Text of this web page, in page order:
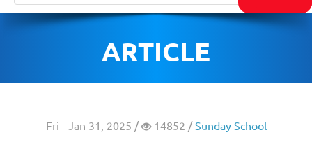
navigation
ARTICLE
Fri - Jan 31, 2025 / 14852 /Sunday School